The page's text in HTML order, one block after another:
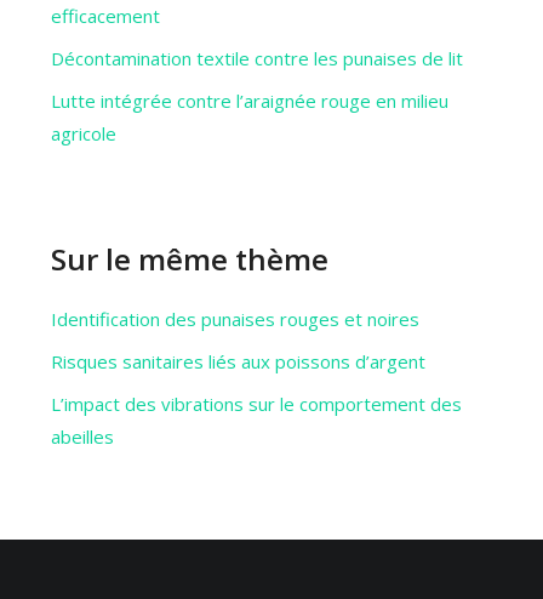
efficacement
Décontamination textile contre les punaises de lit
Lutte intégrée contre l’araignée rouge en milieu
agricole
Sur le même thème
Identification des punaises rouges et noires
Risques sanitaires liés aux poissons d’argent
L’impact des vibrations sur le comportement des
abeilles